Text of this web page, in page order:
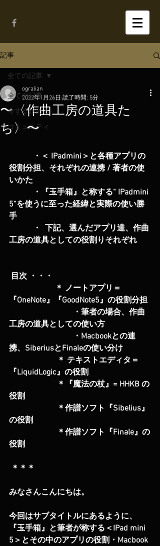
記事
全ての記事
今すぐ始める
コミュニティ
全ての記事
〜〈作曲工房の道具た
ち〉〜
ogralian
2022年1月26日 読了時間: 5分
役割分担、それぞれの連携 / 著者の使
いかた
5“を使うに至った経緯と実際の使い勝
手
工房の道具としての役割りそれぞれ
目次 ・・・
『OneNote』『GoodNote5』の役割分担
工房の道具としての使い方
携、SiberiusとFinaleの使い分け
『LiquidLogic』の役割
役割
の役割
役割
＊＊＊
みなさんこんにちは。
今回はサブタイトルにあるように、
『玉手箱』と筆者が称する＜IPad mini
5＞とその中のアプリの役割・Macbook